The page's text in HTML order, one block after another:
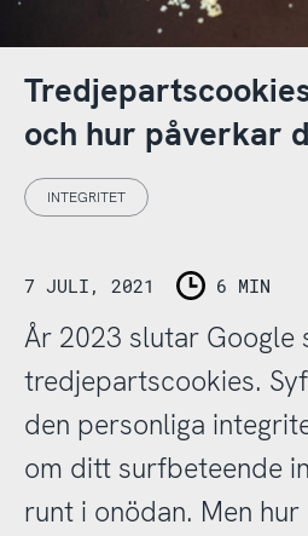
och hur påverkar
INTEGRITET
7 JULI, 2021 6 MIN
År 2023 slutar Google
tredjepartscookies.
den personliga
om ditt surfbeteende
runt i onödan. Men